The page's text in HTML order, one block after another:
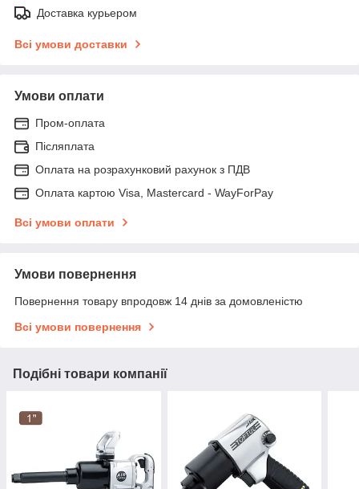
Доставка курьером
Всі умови доставки
Умови оплати
Пром-оплата
Післяплата
Оплата на розрахунковий рахунок з ПДВ
Оплата картою Visa, Mastercard - WayForPay
Всі умови оплати
Умови повернення
Повернення товару впродовж 14 днів за домовленістю
Всі умови повернення
Подібні товари компанії